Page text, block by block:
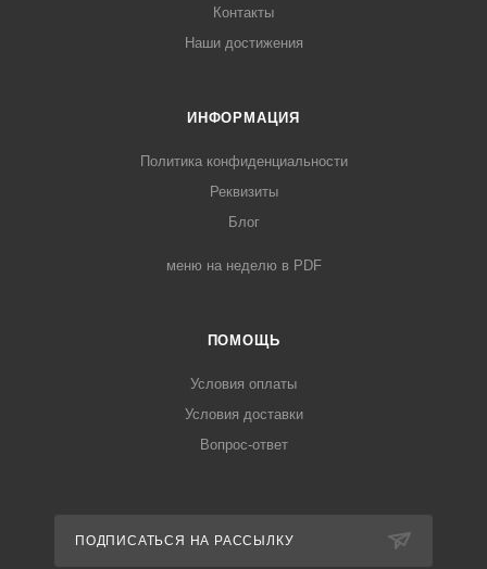
Контакты
Наши достижения
ИНФОРМАЦИЯ
Политика конфиденциальности
Реквизиты
Блог
меню на неделю в PDF
ПОМОЩЬ
Условия оплаты
Условия доставки
Вопрос-ответ
ПОДПИСАТЬСЯ НА РАССЫЛКУ